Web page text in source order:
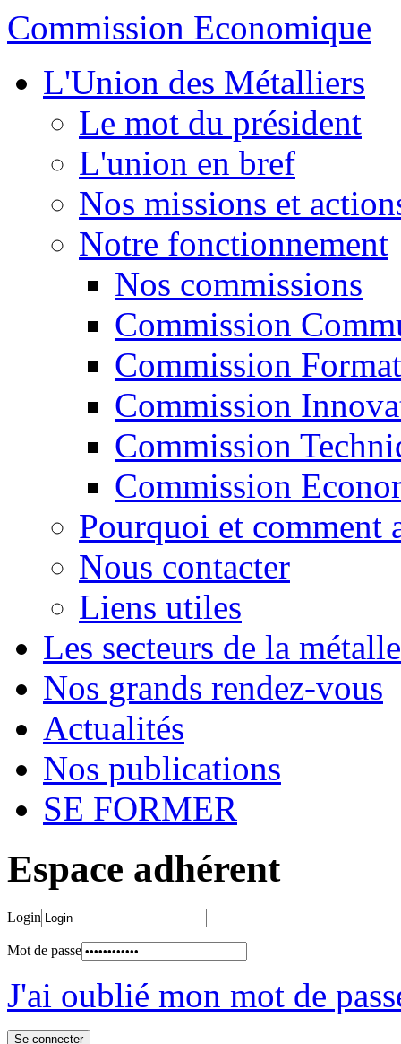
Commission Economique
L'Union des Métalliers
Le mot du président
L'union en bref
Nos missions et
Notre fonctionnement
Nos commissions
Commission
Commission
Commission
Commission
Commission
Pourquoi et comment
Nous contacter
Liens utiles
Les secteurs de la
Nos grands rendez-vous
Actualités
Nos publications
SE FORMER
Espace adhérent
Login
Mot de passe
J'ai oublié mon mot de